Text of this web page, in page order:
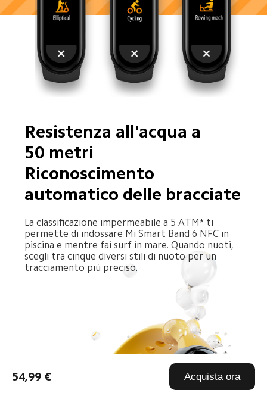
54,99 € Acquista ora
Resistenza all'acqua a
50 metri
Riconoscimento
automatico delle bracciate
La classificazione impermeabile a 5 ATM* ti
permette di indossare Mi Smart Band 6 NFC in
piscina e mentre fai surf in mare. Quando nuoti,
scegli tra cinque diversi stili di nuoto per un
tracciamento più preciso.